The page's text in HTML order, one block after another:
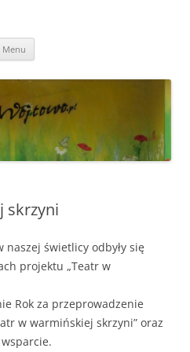
Menu
skrzyni
świetlicy odbyły się
projektu „Teatr w
Rok za przeprowadzenie
w warmińskiej skrzyni” oraz